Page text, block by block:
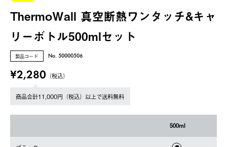
ThermoWall 真空断熱ワンタッチ&キャ
リーボトル500mlセット
製品コード No. 50000506
¥2,280 （税込）
商品合計11,000円（税込）以上で送料無料
500ml